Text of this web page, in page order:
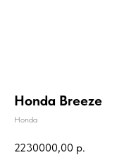
Honda Breeze
Honda
2230000,00 р.